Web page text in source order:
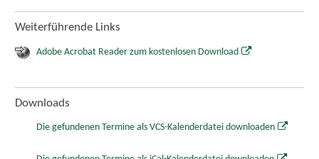
Weiterführende Links
Adobe Acrobat Reader zum kostenlosen Download
Downloads
Die gefundenen Termine als VCS-Kalenderdatei downloaden